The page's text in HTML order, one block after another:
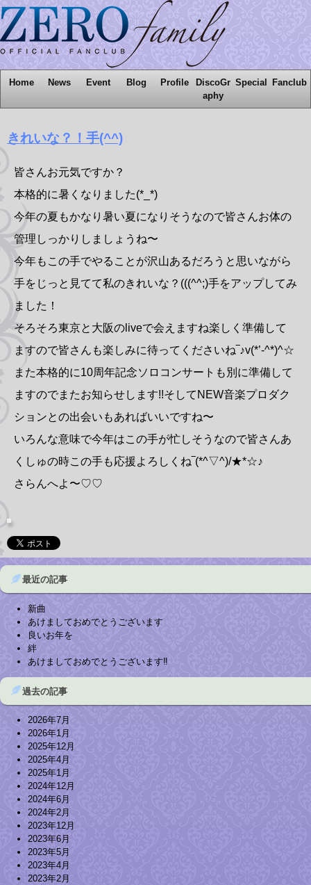
Home News Event Blog Profile
DiscoGr
aphy
Special Fanclub
きれいな？！手(^^)
皆さんお元気ですか？
本格的に暑くなりました(*_*)
今年の夏もかなり暑い夏になりそうなので皆さんお体の
管理しっかりしましょうね〜
今年もこの手でやることが沢山あるだろうと思いながら
手をじっと見てて私のきれいな？(((^^;)手をアップしてみ
ました！
そろそろ東京と大阪のliveで会えますね楽しく準備して
ますので皆さんも楽しみに待ってくださいね‾♪v(*’-^*)^☆
また本格的に10周年記念ソロコンサートも別に準備して
ますのでまたお知らせします!!そしてNEW音楽プロダク
ションとの出会いもあればいいですね〜
いろんな意味で今年はこの手が忙しそうなので皆さんあ
くしゅの時この手も応援よろしくね‾(*^▽^)/★*☆♪
さらんへよ〜♡♡
最近の記事
新曲
あけましておめでとうございます
良いお年を
絆
あけましておめでとうございます‼︎
過去の記事
2026年7月
2026年1月
2025年12月
2025年4月
2025年1月
2024年12月
2024年6月
2024年2月
2023年12月
2023年6月
2023年5月
2023年4月
2023年2月